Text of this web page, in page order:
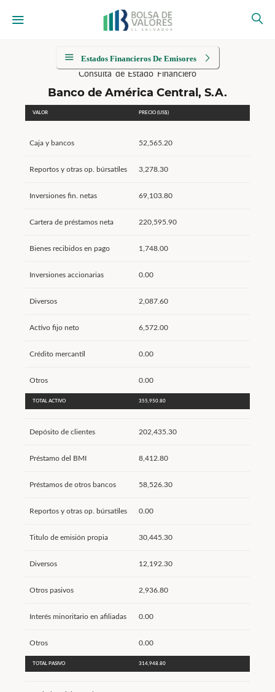
Estados Financieros De Emisores
Consulta de Estado Financiero
Banco de América Central, S.A.
VALOR PRECIO (US$)
Caja y bancos 52,565.20
Reportos y otras op. búrsatiles 3,278.30
Inversiones fin. netas 69,103.80
Cartera de préstamos neta 220,595.90
Bienes recibidos en pago 1,748.00
Inversiones accionarias 0.00
Diversos 2,087.60
Activo fijo neto 6,572.00
Crédito mercantil 0.00
Otros 0.00
TOTAL ACTIVO 355,950.80
Depósito de clientes 202,435.30
Préstamo del BMI 8,412.80
Préstamos de otros bancos 58,526.30
Reportos y otras op. búrsatiles 0.00
Titulo de emisión propia 30,445.30
Diversos 12,192.30
Otros pasivos 2,936.80
Interés minoritario en afiliadas 0.00
Otros 0.00
TOTAL PASIVO 314,948.80